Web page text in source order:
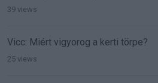
39 views
Vicc: Miért vigyorog a kerti törpe?
25 views